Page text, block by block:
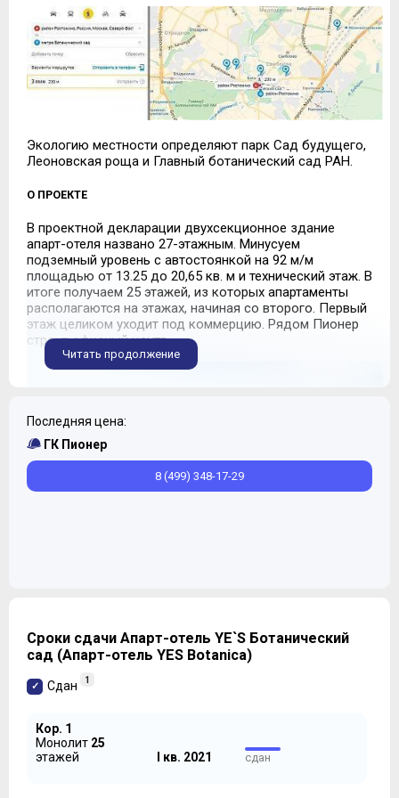
Экологию местности определяют парк Сад будущего,
Леоновская роща и Главный ботанический сад РАН.
О ПРОЕКТЕ
В проектной декларации двухсекционное здание
апарт-отеля названо 27-этажным. Минусуем
подземный уровень с автостоянкой на 92 м/м
площадью от 13.25 до 20,65 кв. м и технический этаж. В
итоге получаем 25 этажей, из которых апартаменты
располагаются на этажах, начиная со второго. Первый
этаж целиком уходит под коммерцию. Рядом Пионер
строит офисный центр.
строительства. Вентилируемые фасады будут
облицовываться композитными алюминиевыми
панелями, стекла здесь тоже будет предостаточно.
Читать продолжение
Последняя цена:
ГК Пионер
8 (499) 348-17-29
Сроки сдачи Апарт-отель YE`S Ботанический
сад (Апарт-отель YES Botanica)
Сдан 1
Кор. 1
Монолит 25
этажей
I кв. 2021 сдан